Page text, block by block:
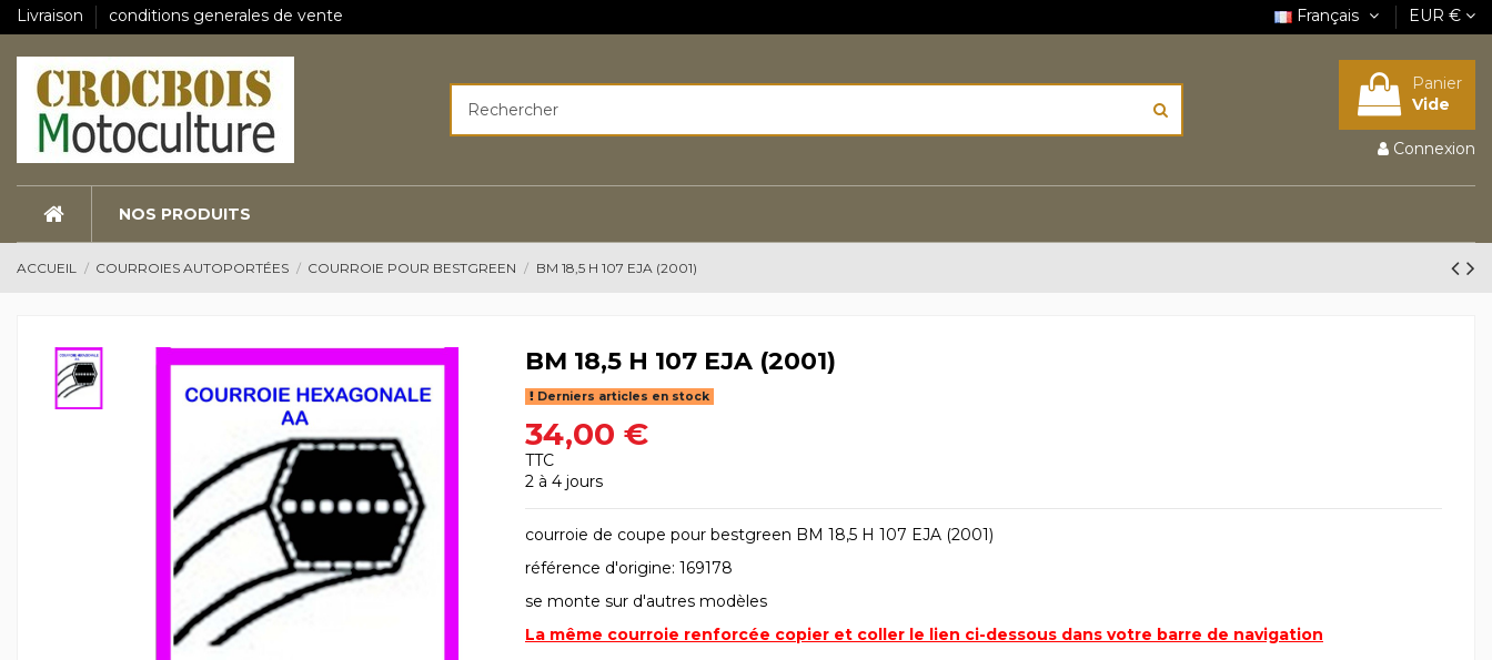
Livraison conditions generales de vente Français EUR €
Panier
Vide
Connexion
NOS PRODUITS
ACCUEIL COURROIES AUTOPORTÉES COURROIE POUR BESTGREEN BM 18,5 H 107 EJA (2001)
BM 18,5 H 107 EJA (2001)
Derniers articles en stock
34,00 €
TTC
2 à 4 jours
courroie de coupe pour bestgreen BM 18,5 H 107 EJA (2001)
référence d'origine: 169178
se monte sur d'autres modèles
La même courroie renforcée copier et coller le lien ci-dessous dans votre barre de navigation